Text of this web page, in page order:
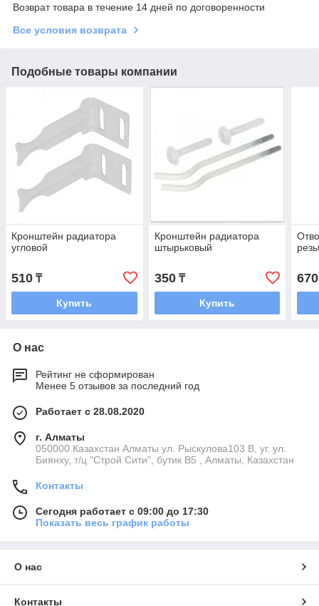
Возврат товара в течение 14 дней по договоренности
Все условия возврата
Подобные товары компании
Кронштейн радиатора
угловой
510 ₸
Купить
Кронштейн радиатора
штырьковый
350₸
Купить
670
О нас
Рейтинг не сформирован
Менее 5 отзывов за последний год
Работает с 28.08.2020
г. Алматы
050000 Казахстан Алматы ул. Рыскулова103 В, уг. ул.
Биянху, т/ц "Строй Сити", бутик В5 , Алматы, Казахстан
Контакты
Сегодня работает с 09:00 до 17:30
Показать весь график работы
О нас
Контакты